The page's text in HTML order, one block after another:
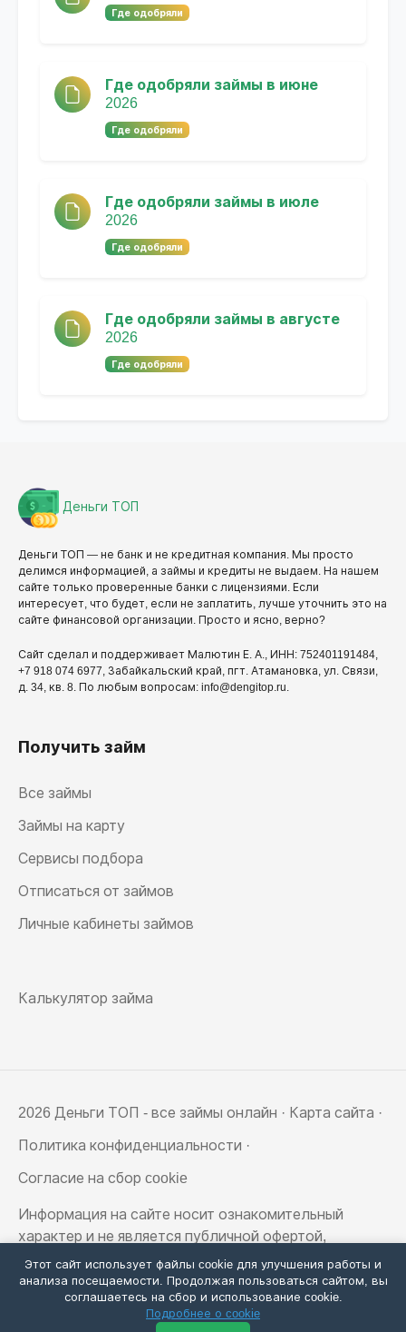
Где одобряли
Где одобряли займы в июне
2026
Где одобряли
Где одобряли займы в июле
2026
Где одобряли
Где одобряли займы в августе
2026
Где одобряли
Деньги ТОП
Деньги ТОП — не банк и не кредитная компания. Мы просто
делимся информацией, а займы и кредиты не выдаем. На нашем
сайте только проверенные банки с лицензиями. Если
интересует, что будет, если не заплатить, лучше уточнить это на
сайте финансовой организации. Просто и ясно, верно?
Сайт сделал и поддерживает Малютин Е. А., ИНН: 752401191484,
+7 918 074 6977, Забайкальский край, пгт. Атамановка, ул. Связи,
д. 34, кв. 8. По любым вопросам: info@dengitop.ru.
Получить займ
Все займы
Займы на карту
Сервисы подбора
Отписаться от займов
Личные кабинеты займов
Калькулятор займа
2026 Деньги ТОП - все займы онлайн · Карта сайта ·
Политика конфиденциальности ·
Согласие на сбор cookie
Информация на сайте носит ознакомительный
характер и не является публичной офертой,
определяемой положениями статьи 437
Гражданского кодекса РФ
Этот сайт использует файлы cookie для улучшения работы и
анализа посещаемости. Продолжая пользоваться сайтом, вы
соглашаетесь на сбор и использование cookie.
Подробнее о cookie